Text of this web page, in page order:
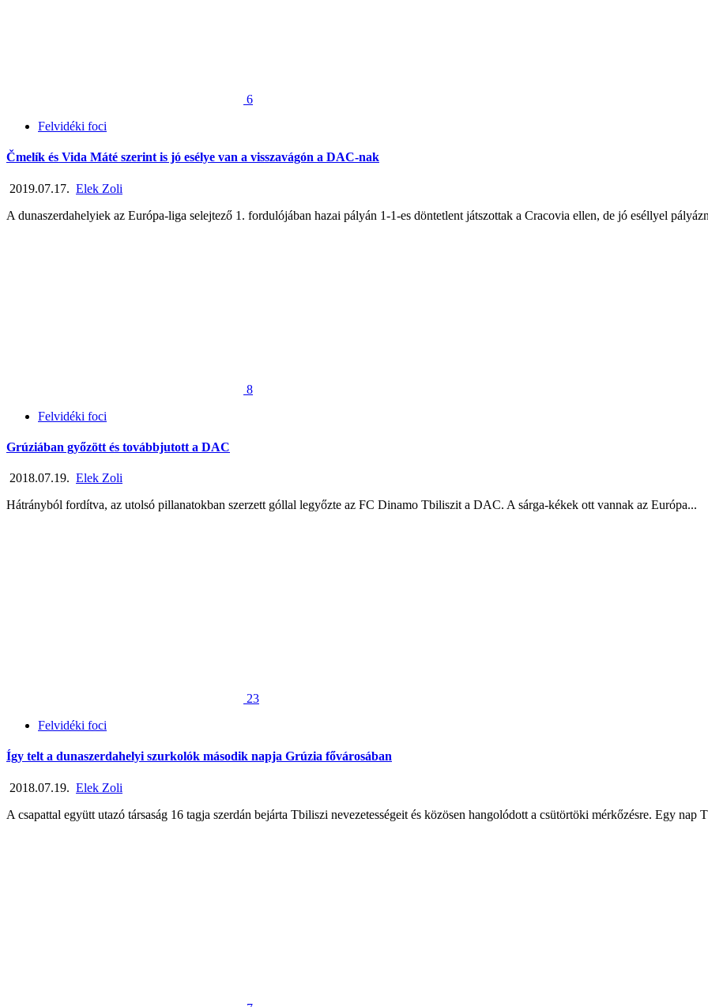
6
Felvidéki foci
Čmelík és Vida Máté szerint is jó esélye van a visszavágón a DAC-nak
2019.07.17. Elek Zoli
A dunaszerdahelyiek az Európa-liga selejtező 1. fordulójában hazai pályán 1-1-es döntetlent játszottak a Cracovia ellen, de jó eséllyel
8
Felvidéki foci
Grúziában győzött és továbbjutott a DAC
2018.07.19. Elek Zoli
Hátrányból fordítva, az utolsó pillanatokban szerzett góllal legyőzte az FC Dinamo Tbiliszit a DAC. A sárga-kékek ott vannak az Európa...
23
Felvidéki foci
Így telt a dunaszerdahelyi szurkolók második napja Grúzia fővárosában
2018.07.19. Elek Zoli
A csapattal együtt utazó társaság 16 tagja szerdán bejárta Tbiliszi nevezetességeit és közösen hangolódott a csütörtöki mérkőzésre. Egy nap